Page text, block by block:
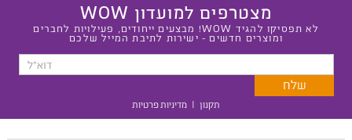
מצטרפים למועדון WOW
לא תפסיקו להגיד WOW! מבצעים ייחודים, פעילויות לחברים
ומוצרים חדשים - ישירות לתיבת המייל שלכם
תקנון | מדיניות פרטיות